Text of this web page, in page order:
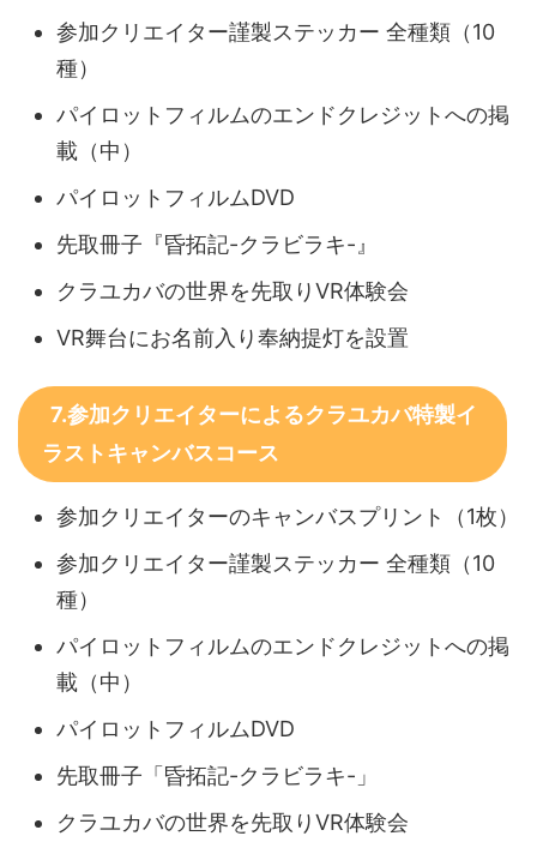
参加クリエイター謹製ステッカー 全種類（10
種）
パイロットフィルムのエンドクレジットへの掲
載（中）
パイロットフィルムDVD
先取冊子『昏拓記-クラビラキ-』
クラユカバの世界を先取りVR体験会
VR舞台にお名前入り奉納提灯を設置
7.参加クリエイターによるクラユカバ特製イ
ラストキャンバスコース
参加クリエイターのキャンバスプリント（1枚）
参加クリエイター謹製ステッカー 全種類（10
種）
パイロットフィルムのエンドクレジットへの掲
載（中）
パイロットフィルムDVD
先取冊子「昏拓記-クラビラキ-」
クラユカバの世界を先取りVR体験会